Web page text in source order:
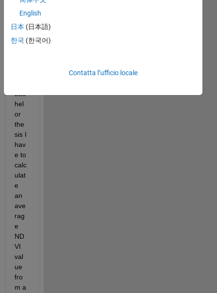
nce
with
Mat
lab.
bac
hel
or
the
sis I
hav
e to
calc
ulat
e
an
ave
rag
e
ND
VI
val
ue
fro
m a
English
日本 (日本語)
한국 (한국어)
Contatta l’ufficio locale